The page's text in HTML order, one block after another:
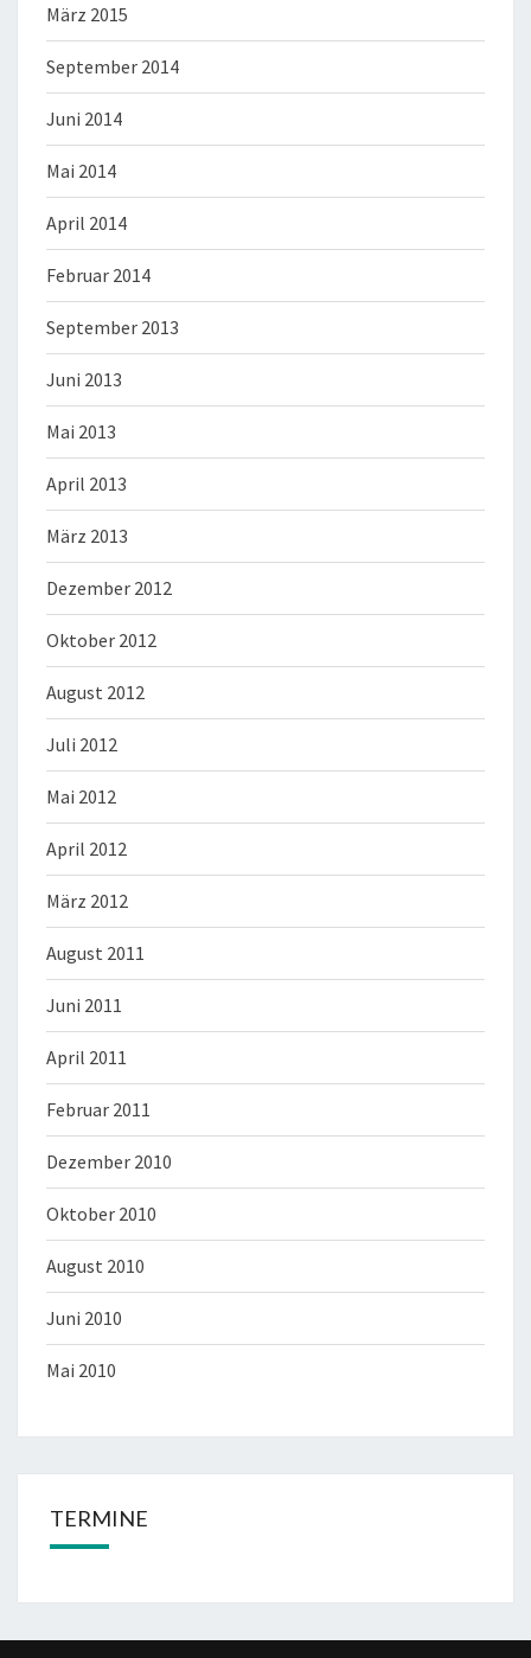
März 2015
September 2014
Juni 2014
Mai 2014
April 2014
Februar 2014
September 2013
Juni 2013
Mai 2013
April 2013
März 2013
Dezember 2012
Oktober 2012
August 2012
Juli 2012
Mai 2012
April 2012
März 2012
August 2011
Juni 2011
April 2011
Februar 2011
Dezember 2010
Oktober 2010
August 2010
Juni 2010
Mai 2010
TERMINE